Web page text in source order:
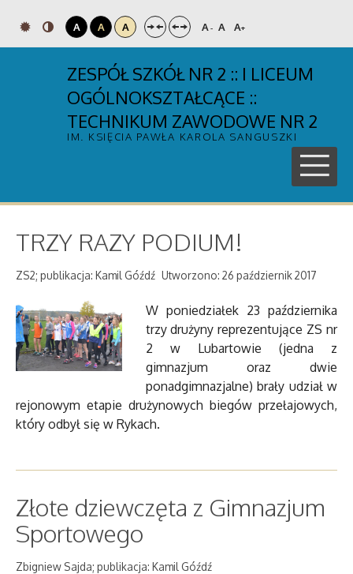
A A A A- A A+
ZESPÓŁ SZKÓŁ NR 2 :: I LICEUM
OGÓLNOKSZTAŁCĄCE ::
TECHNIKUM ZAWODOWE NR 2
IM. KSIĘCIA PAWŁA KAROLA SANGUSZKI
TRZY RAZY PODIUM!
ZS2; publikacja: Kamil Góźdź Utworzono: 26 październik 2017
W poniedziałek 23 października
trzy drużyny reprezentujące ZS nr
2 w Lubartowie (jedna z
gimnazjum oraz dwie
ponadgimnazjalne) brały udział w
rejonowym etapie drużynowych biegów przełajowych,
który odbył się w Rykach.
Złote dziewczęta z Gimnazjum
Sportowego
Zbigniew Sajda; publikacja: Kamil Góźdź